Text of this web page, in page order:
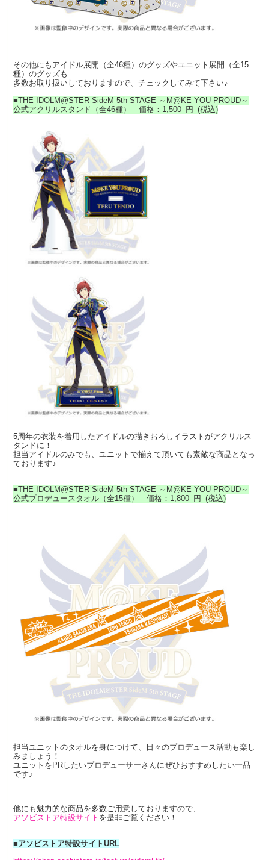
その他にもアイドル展開（全46種）のグッズやユニット展開（全15
種）のグッズも
多数お取り扱いしておりますので、チェックしてみて下さい♪
■THE IDOLM@STER SideM 5th STAGE ～M@KE YOU PROUD～
公式アクリルスタンド（全46種） 価格：1,500 円 (税込)
5周年の衣装を着用したアイドルの描きおろしイラストがアクリルス
タンドに！
担当アイドルのみでも、ユニットで揃えて頂いても素敵な商品となっ
ております♪
■THE IDOLM@STER SideM 5th STAGE ～M@KE YOU PROUD～
公式プロデュースタオル（全15種）
価格：1,800 円 (税込)
担当ユニットのタオルを身につけて、日々のプロデュース活動も楽し
みましょう！
ユニットをPRしたいプロデューサーさんにぜひおすすめしたい一品
です♪
他にも魅力的な商品を多数ご用意しておりますので、
アソビストア特設サイト を是非ご覧ください！
■アソビストア特設サイトURL